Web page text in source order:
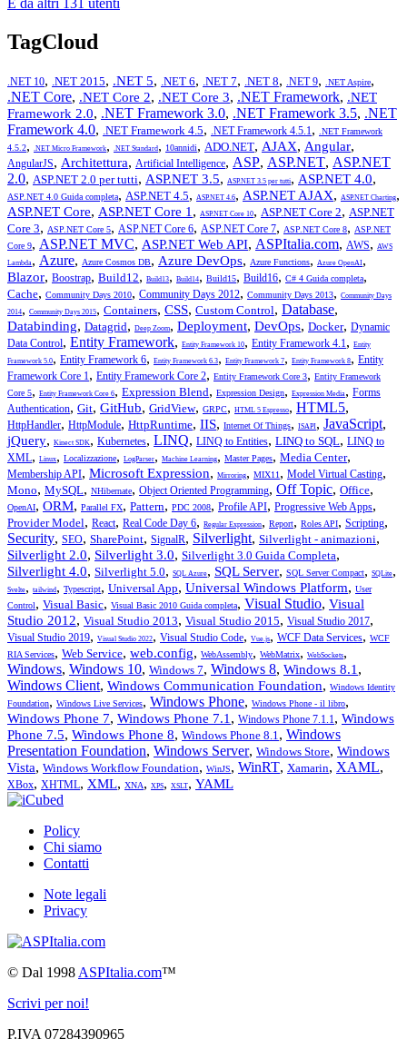
TagCloud
.NET 10, .NET 2015, .NET 5, .NET 6, .NET 7, .NET 8, .NET 9, .NET Aspire,
.NET Core, .NET Core 2, .NET Core 3, .NET Framework, .NET
Framework 2.0, .NET Framework 3.0, .NET Framework 3.5, .NET
Framework 4.0, .NET Framework 4.5, .NET Framework 4.5.1 ,
.NET Framework
4.5.2, .NET Micro Framework, .NET Standard , 10annidi, ADO.NET, AJAX, Angular,
AngularJS, Architettura, Artificial Intelligence, ASP, ASP.NET, ASP.NET
2.0, ASP.NET 2.0 per tutti, ASP.NET 3.5, ASP.NET 3.5 per tutti, ASP.NET 4.0,
ASP.NET 4.0 Guida completa, ASP.NET 4.5, ASP.NET 4.6, ASP.NET AJAX, ASP.NET Charting,
ASP.NET Core, ASP.NET Core 1 , ASP.NET Core 10, ASP.NET Core 2, ASP.NET
Core 3, ASP.NET Core 5, ASP.NET Core 6, ASP.NET Core 7, ASP.NET Core 8, ASP.NET
Core 9, ASP.NET MVC, ASP.NET Web API, ASPItalia.com, AWS,
AWS
Lambda , Azure, Azure Cosmos DB, Azure DevOps, Azure Functions, Azure OpenAI,
Blazor, Boostrap, Build12, Build13, Build14, Build15, Build16, C# 4 Guida completa,
Cache, Community Days 2010, Community Days 2012, Community Days 2013, Community Days
2014, Community Days 2015, Containers, CSS, Custom Control, Database,
Databinding, Datagrid, Deep Zoom, Deployment, DevOps, Docker, Dynamic
Data Control, Entity Framework, Entity Framework 10, Entity Framework 4.1 , Entity
Framework 5.0, Entity Framework 6, Entity Framework 6.3, Entity Framework 7, Entity Framework 8, Entity
Framework Core 1 , Entity Framework Core 2, Entity Framework Core 3, Entity Framework
Core 5, Entity Framework Core 6, Expression Blend, Expression Design, Expression Media , Forms
Authentication, Git, GitHub, GridView, GRPC, HTML 5 Espresso, HTML5,
HttpHandler, HttpModule, HttpRuntime, IIS, Internet Of Things, ISAPI, JavaScript,
jQuery, Kinect SDK, Kubernetes, LINQ, LINQ to Entities, LINQ to SQL, LINQ to
XML, Linux, Localizzazione, LogParser, Machine Learning, Master Pages, Media Center,
Membership API, Microsoft Expression, Mirroring, MIX11 , Model Virtual Casting,
Mono, MySQL, NHibernate, Object Oriented Programming, Off Topic, Office,
OpenAI, ORM, Parallel FX, Pattern, PDC 2008, Profile API, Progressive Web Apps,
Provider Model, React, Real Code Day 6, Regular Expression, Report, Roles API, Scripting,
Security, SEO, SharePoint, SignalR, Silverlight, Silverlight - animazioni,
Silverlight 2.0, Silverlight 3.0, Silverlight 3.0 Guida Completa,
Silverlight 4.0, Silverlight 5.0, SQL Azure, SQL Server, SQL Server Compact, SQLite,
Svelte, tailwind , Typescript, Universal App, Universal Windows Platform, User
Control, Visual Basic, Visual Basic 2010 Guida completa, Visual Studio, Visual
Studio 2012, Visual Studio 2013, Visual Studio 2015, Visual Studio 2017,
Visual Studio 2019, Visual Studio 2022, Visual Studio Code, Vue.js, WCF Data Services, WCF
RIA Services, Web Service, web.config, WebAssembly, WebMatrix, WebSockets,
Windows, Windows 10, Windows 7, Windows 8, Windows 8.1 ,
Windows Client, Windows Communication Foundation, Windows Identity
Foundation, Windows Live Services, Windows Phone, Windows Phone - il libro,
Windows Phone 7, Windows Phone 7.1 , Windows Phone 7.1.1 , Windows
Phone 7.5, Windows Phone 8, Windows Phone 8.1 , Windows
Presentation Foundation, Windows Server, Windows Store, Windows
Vista, Windows Workflow Foundation, WinJS, WinRT, Xamarin, XAML,
XBox, XHTML, XML, XNA, XPS, XSLT, YAML
Policy
Chi siamo
Contatti
Note legali
Privacy
© Dal 1998 ASPItalia.com™
Scrivi per noi!
P.IVA 07284390965